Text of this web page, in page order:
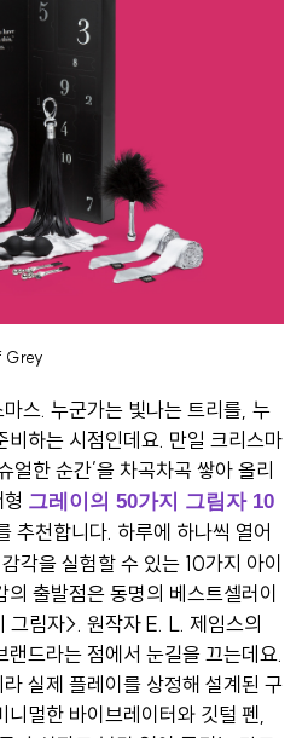
Grey
스. 누군가는 빛나는 트리를, 누
비하는 시점인데요. 만일 크리스마
얼한 순간’을 차곡차곡 쌓아 올리
그레이의 50가지 그림자 10
추천합니다. 하루에 하나씩 열어
각을 실험할 수 있는 10가지 아이
출발점은 동명의 베스트셀러이
그림자>. 원작자 E. L. 제임스의
드라는 점에서 눈길을 끄는데요.
실제 플레이를 상정해 설계된 구
멀한 바이브레이터와 깃털 펜,